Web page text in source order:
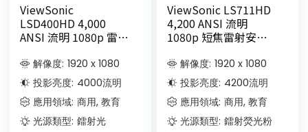
ViewSonic
LSD400HD 4,000
ANSI 流明 1080p 雷射
解像度: 1920 x 1080
投影亮度: 4000流明
應用領域: 商用, 教育
光源類型: 鐳射光
ViewSonic LS711HD
4,200 ANSI 流明
1080p 短焦雷射安裝
解像度: 1920 x 1080
投影亮度: 4200流明
應用領域: 商用, 教育
光源類型: 鐳射熒光粉